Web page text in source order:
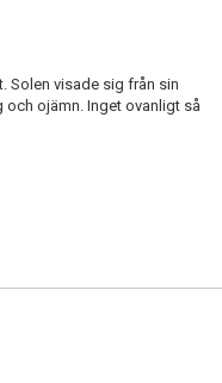
Solen visade sig från sin
ojämn. Inget ovanligt så